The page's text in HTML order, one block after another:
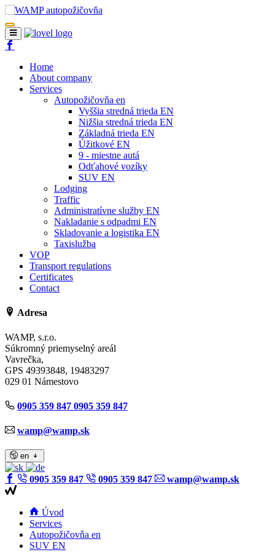
Home
About company
Services
Autopožičovňa en
Vyššia stredná trieda EN
Nižšia stredná trieda EN
Základná trieda EN
Úžitkové EN
9 - miestne autá
Odťahové vozíky
SUV EN
Lodging
Traffic
Administratívne služby EN
Nakladanie s odpadmi EN
Skladovanie a logistika EN
Taxislužba
VOP
Transport regulations
Certificates
Contact
Adresa
WAMP, s.r.o.
Súkromný priemyselný areál
Vavrečka,
GPS 49393848, 19483297
029 01 Námestovo
0905 359 847 0905 359 847
wamp@wamp.sk
en
0905 359 847 0905 359 847 wamp@wamp.sk
Úvod
Services
Autopožičovňa en
SUV EN